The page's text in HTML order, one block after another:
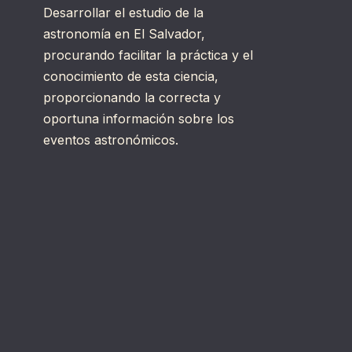
Desarrollar el estudio de la
astronomía en El Salvador,
procurando facilitar la práctica y el
conocimiento de esta ciencia,
proporcionando la correcta y
oportuna información sobre los
eventos astronómicos.